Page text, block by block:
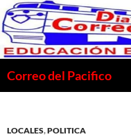
Saltar
al
contenido
Correo del Pacifico
LOCALES,POLITICA